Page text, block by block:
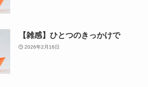
【雑感】ひとつのきっかけで
2026年2月16日